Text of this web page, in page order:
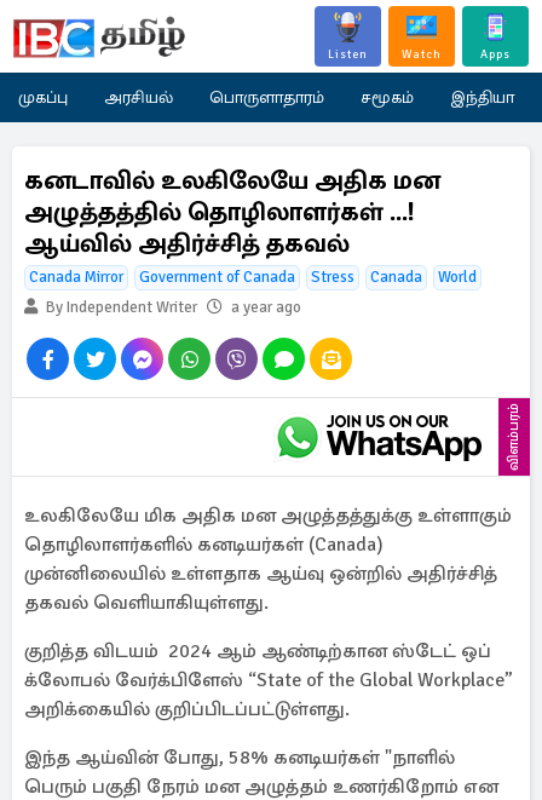
Listen Watch Apps
முகப்பு அரசியல் பொருளாதாரம் சமூகம் இந்தியா
கனடாவில் உலகிலேயே அதிக மன
அழுத்தத்தில் தொழிலாளர்கள் ...!
ஆய்வில் அதிர்ச்சித் தகவல்
Canada Mirror Government of Canada Stress Canada
World
By Independent Writer
a year ago
விளம்பரம்
உலகிலேயே மிக அதிக மன அழுத்தத்துக்கு உள்ளாகும்
தொழிலாளர்களில் கனடியர்கள் (Canada)
முன்னிலையில் உள்ளதாக ஆய்வு ஒன்றில் அதிர்ச்சித்
தகவல் வெளியாகியுள்ளது.
குறித்த விடயம் 2024 ஆம் ஆண்டிற்கான ஸ்டேட் ஒப்
க்லோபல் வேர்க்பிளேஸ் “State of the Global Workplace”
அறிக்கையில் குறிப்பிடப்பட்டுள்ளது.
இந்த ஆய்வின் போது, 58% கனடியர்கள் "நாளில்
பெரும் பகுதி நேரம் மன அழுத்தம் உணர்கிறோம் என